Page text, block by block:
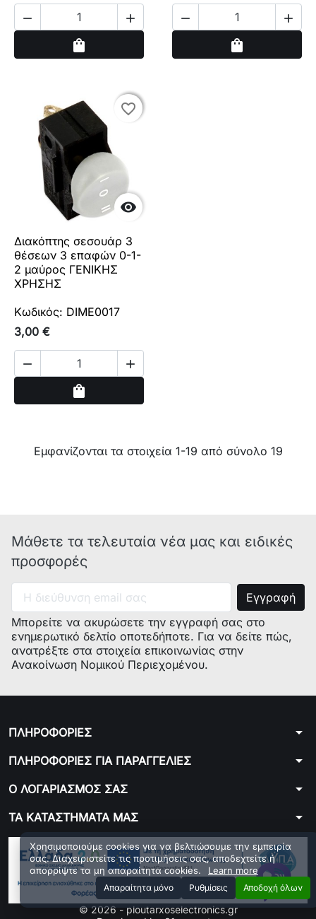
 
shopping_bag
 
shopping_bag

favorite_border
favorite_border
Διακόπτης σεσουάρ 3
θέσεων 3 επαφών 0-1-
2 μαύρος ΓΕΝΙΚΗΣ
ΧΡΗΣΗΣ
Κωδικός: DIME0017
3,00 €
 
shopping_bag
Εμφανίζονται τα στοιχεία 1-19 από σύνολο 19
Μάθετε τα τελευταία νέα μας και ειδικές
προσφορές
Μπορείτε να ακυρώσετε την εγγραφή σας στο
ενημερωτικό δελτίο οποτεδήποτε. Για να δείτε πώς,
ανατρέξτε στα στοιχεία επικοινωνίας στην
Ανακοίνωση Νομικού Περιεχομένου.
ΠΛΗΡΟΦΟΡΙΕΣ arrow_drop_down
ΠΛΗΡΟΦΟΡΙΕΣ ΓΙΑ ΠΑΡΑΓΓΕΛΙΕΣ arrow_drop_down
Ο ΛΟΓΑΡΙΑΣΜΟΣ ΣΑΣ arrow_drop_down
ΤΑ ΚΑΤΑΣΤΗΜΑΤΑ ΜΑΣ arrow_drop_down
σας. Διαχειριστείτε τις προτιμήσεις σας, αποδεχτείτε ή
απορρίψτε τα μη απαραίτητα cookies. Learn more
Aπαραίτητα μόνο Ρυθμίσεις Αποδοχή όλων
© 2026 - ploutarxoselectronics.gr